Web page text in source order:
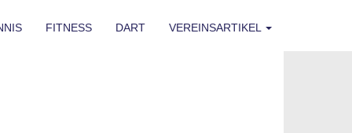
FITNESS DART VEREINSARTIKEL